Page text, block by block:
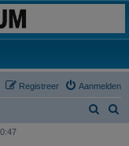
Aanmelden
Registreer